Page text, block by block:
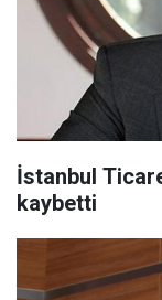
İstanbul
kaybetti